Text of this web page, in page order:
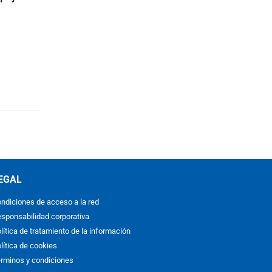
de acceso a la red
corporativa
de tratamiento de la información
de cookies
y condiciones